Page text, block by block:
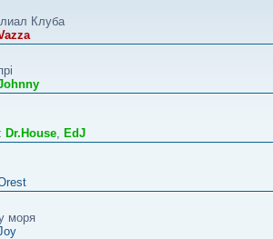
Клуба
Dr.House, EdJ
моря